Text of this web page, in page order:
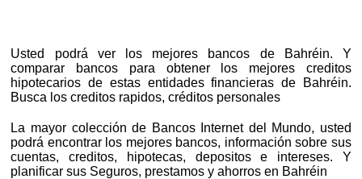
Usted podrá ver los mejores bancos de Bahréin. Y
comparar bancos para obtener los mejores creditos
hipotecarios de estas entidades financieras de Bahréin.
Busca los creditos rapidos, créditos personales
La mayor colección de Bancos Internet del Mundo, usted
podrá encontrar los mejores bancos, información sobre sus
cuentas, creditos, hipotecas, depositos e intereses. Y
planificar sus Seguros, prestamos y ahorros en Bahréin